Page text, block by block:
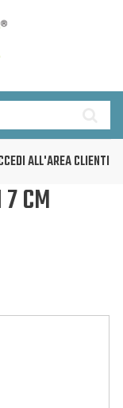
ALL'AREA CLIENTI
CM